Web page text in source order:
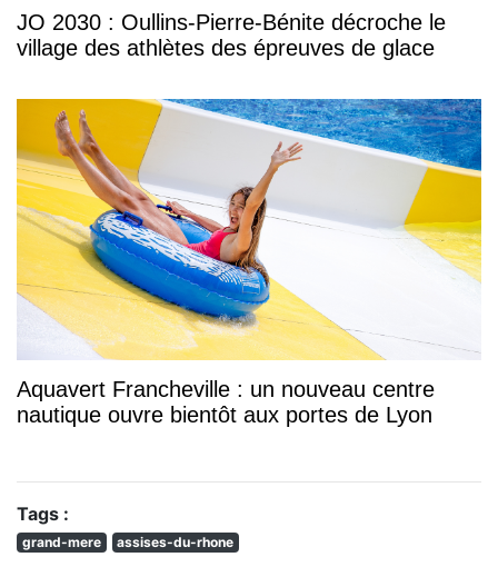
JO 2030 : Oullins-Pierre-Bénite décroche le
village des athlètes des épreuves de glace
Aquavert Francheville : un nouveau centre
nautique ouvre bientôt aux portes de Lyon
Tags :
grand-mere assises-du-rhone